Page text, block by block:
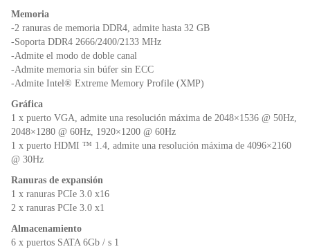
Memoria
-2 ranuras de memoria DDR4, admite hasta 32 GB
-Soporta DDR4 2666/2400/2133 MHz
-Admite el modo de doble canal
-Admite memoria sin búfer sin ECC
-Admite Intel® Extreme Memory Profile (XMP)
Gráfica
1 x puerto VGA, admite una resolución máxima de 2048×1536 @ 50Hz,
2048×1280 @ 60Hz, 1920×1200 @ 60Hz
1 x puerto HDMI ™ 1.4, admite una resolución máxima de 4096×2160
@ 30Hz
Ranuras de expansión
1 x ranuras PCIe 3.0 x16
2 x ranuras PCIe 3.0 x1
Almacenamiento
6 x puertos SATA 6Gb / s 1